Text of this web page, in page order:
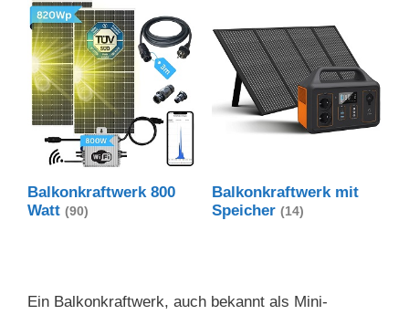
Balkonkraftwerk 800
Watt (90)
Balkonkraftwerk mit
Speicher (14)
Ein Balkonkraftwerk, auch bekannt als Mini-